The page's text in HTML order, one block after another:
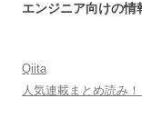
エンジニア向けの情
Qiita
人気連載まとめ読み